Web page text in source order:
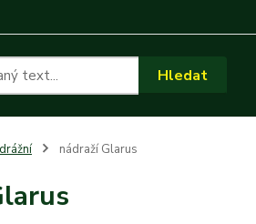
Hledat
drážní nádraží Glarus